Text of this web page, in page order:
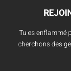
Tu es enflammé
cherchons des